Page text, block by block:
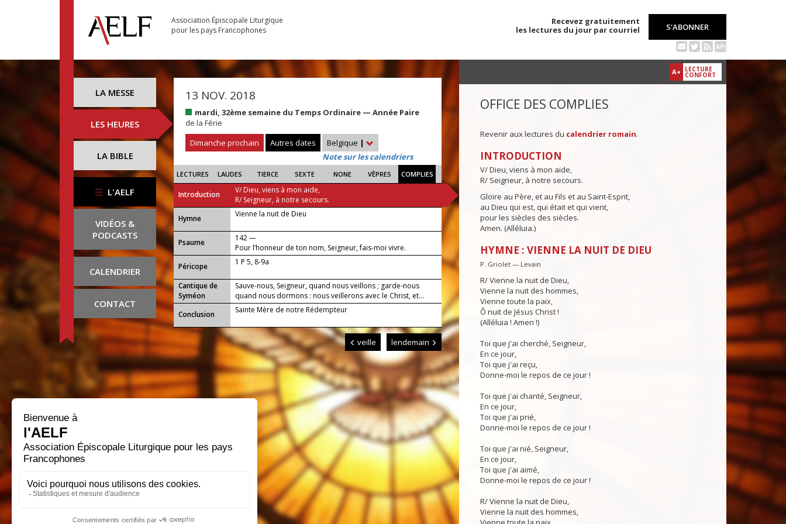
Association Épiscopale Liturgique
pour les pays Francophones
Recevez gratuitement
les lectures du jour par courriel
S'ABONNER
API
LA MESSE
LES HEURES
LA BIBLE
L'AELF
VIDÉOS &
PODCASTS
CALENDRIER
CONTACT
13 NOV. 2018
mardi, 32ème semaine du Temps Ordinaire — Année Paire
de la Férie
Dimanche prochain
Autres dates Belgique |
Note sur les calendriers
LECTURES LAUDES TIERCE SEXTE NONE VÊPRES COMPLIES
Introduction
V/ Dieu, viens à mon aide,
R/ Seigneur, à notre secours.
...
Hymne Vienne la nuit de Dieu
Psaume
142 —
Pour l’honneur de ton nom, Seigneur, fais-moi vivre.
Péricope
1 P 5, 8-9a
Cantique de
Syméon
Sauve-nous, Seigneur, quand nous veillons ; garde-nous
quand nous dormons : nous veillerons avec le Christ, et...
Conclusion
Sainte Mère de notre Rédempteur
veille lendemain
A+ LECTURE
CONFORT
OFFICE DES COMPLIES
Revenir aux lectures du calendrier romain.
INTRODUCTION
V/ Dieu, viens à mon aide,
R/ Seigneur, à notre secours.
Gloire au Père, et au Fils et au Saint-Esprit,
au Dieu qui est, qui était et qui vient,
pour les siècles des siècles.
Amen. (Alléluia.)
HYMNE : VIENNE LA NUIT DE DIEU
P. Griolet — Levain
R/ Vienne la nuit de Dieu,
Vienne la nuit des hommes,
Vienne toute la paix,
Ô nuit de Jésus Christ !
(Alléluia ! Amen !)
Toi que j'ai cherché, Seigneur,
En ce jour,
Toi que j'ai reçu,
Donne-moi le repos de ce jour !
Toi que j'ai chanté, Seigneur,
En ce jour,
Toi que j'ai prié,
Donne-moi le repos de ce jour !
Toi que j'ai nié, Seigneur,
En ce jour,
Toi que j'ai aimé,
Donne-moi le repos de ce jour !
R/ Vienne la nuit de Dieu,
Vienne la nuit des hommes,